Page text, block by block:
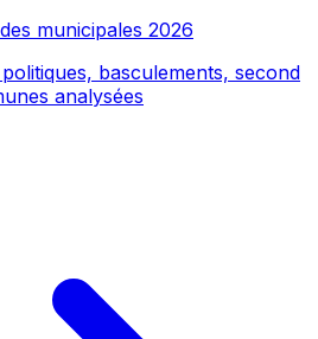
municipales 2026
basculements, second
analysées